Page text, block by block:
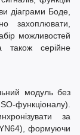
діаграми Боде,
захоплювати,
можливостей
також серійне
модуль без
функціоналу).
за
формуючи